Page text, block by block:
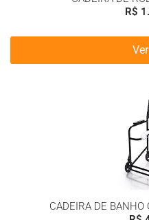
R$
CADEIRA DE BANHO